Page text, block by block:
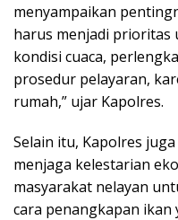
menyampaikan
harus menjadi prioritas
kondisi cuaca,
prosedur pelayaran,
rumah,” ujar Kapolres.
Selain itu, Kapolres
menjaga kelestarian
masyarakat nelayan
cara penangkapan